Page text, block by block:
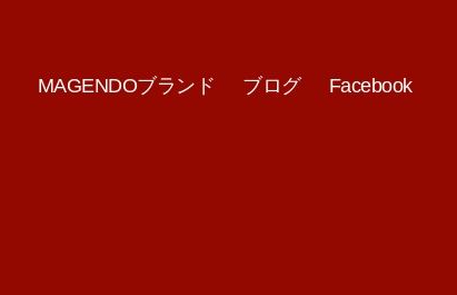
MAGENDOブランド ブログ Facebook